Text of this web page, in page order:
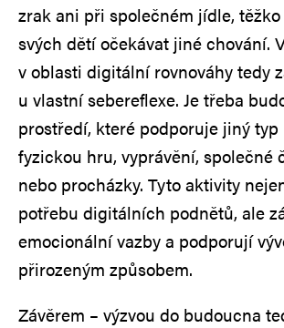
zrak ani při společném jídle,
svých dětí očekávat jiné chování.
v oblasti digitální rovnováhy tedy
u vlastní sebereflexe. Je třeba
prostředí, které podporuje jiný typ
fyzickou hru, vyprávění, společné
nebo procházky. Tyto aktivity
potřebu digitálních podnětů, ale
emocionální vazby a podporují
přirozeným způsobem.
Závěrem – výzvou do budoucna